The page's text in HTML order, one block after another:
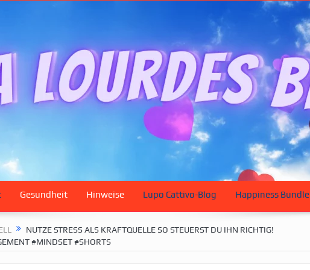
Gesundheit Hinweise Lupo Cattivo-Blog Happiness Bundle
NUTZE STRESS ALS KRAFTQUELLE SO STEUERST DU IHN RICHTIG!
#MINDSET #SHORTS